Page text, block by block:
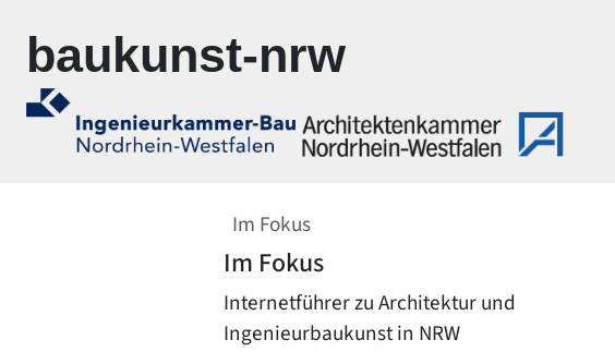
baukunst-nrw
Im Fokus
Im Fokus
Internetführer zu Architektur und
Ingenieurbaukunst in NRW